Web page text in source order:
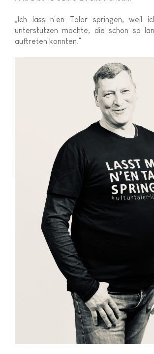
„Ich lass n‘en Taler springen, weil
unterstützen möchte, die schon so
auftreten konnten.“